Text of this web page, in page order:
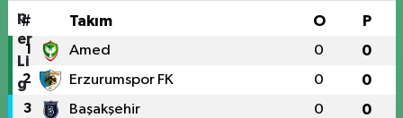
# Takım O P
1 Amed 0 0
2 Erzurumspor FK 0 0
3 Başakşehir 0 0